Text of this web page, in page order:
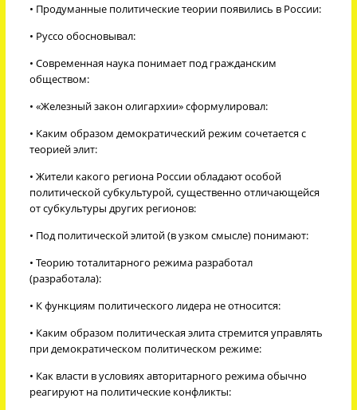
• Продуманные политические теории появились в России:
• Руссо обосновывал:
• Современная наука понимает под гражданским
обществом:
• «Железный закон олигархии» сформулировал:
• Каким образом демократический режим сочетается с
теорией элит:
• Жители какого региона России обладают особой
политической субкультурой, существенно отличающейся
от субкультуры других регионов:
• Под политической элитой (в узком смысле) понимают:
• Теорию тоталитарного режима разработал
(разработала):
• К функциям политического лидера не относится:
• Каким образом политическая элита стремится управлять
при демократическом политическом режиме:
• Как власти в условиях авторитарного режима обычно
реагируют на политические конфликты: